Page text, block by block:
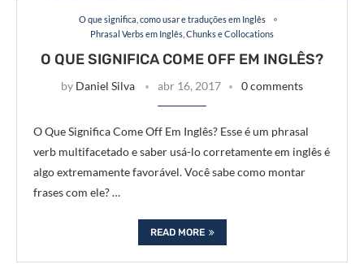
O que significa, como usar e traduções em Inglês
Phrasal Verbs em Inglês, Chunks e Collocations
O QUE SIGNIFICA COME OFF EM INGLÊS?
by Daniel Silva abr 16, 2017 0 comments
O Que Significa Come Off Em Inglês? Esse é um phrasal
verb multifacetado e saber usá-lo corretamente em inglês é
algo extremamente favorável. Você sabe como montar
frases com ele? …
READ MORE